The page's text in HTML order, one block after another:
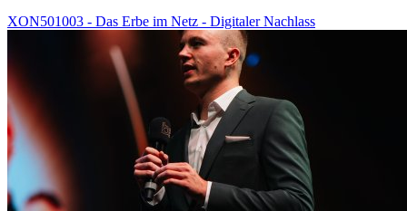
XON501003 - Das Erbe im Netz - Digitaler Nachlass